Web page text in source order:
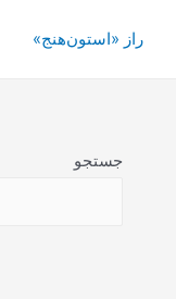
راز «استون‌هنج»
جستجو